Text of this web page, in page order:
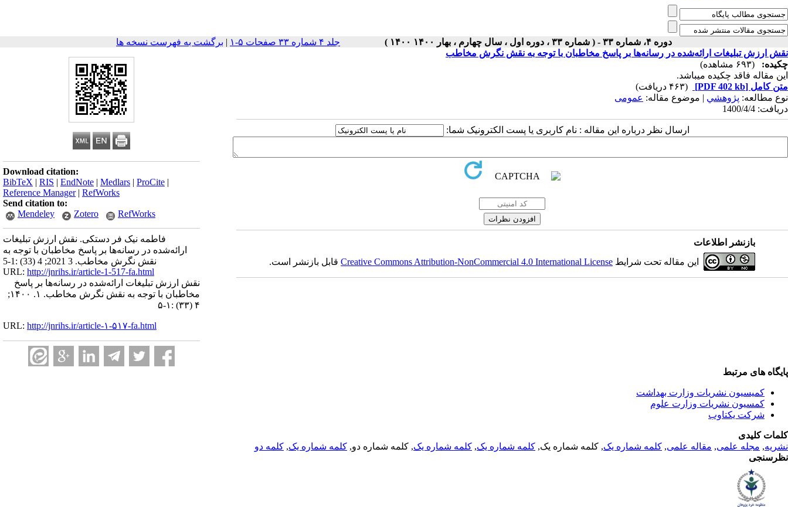
دوره ۴، شماره ۳۳ - ( شماره ۳۳ ، دوره اول ، سال چهارم ، بهار ۱۴۰۰ ۱۴۰۰ ) جلد ۴ شماره ۳۳ صفحات ۵-۱ | برگشت به فهرست نسخه ها
Download citation:
BibTeX | RIS | EndNote | Medlars | ProCite |
Reference Manager| RefWorks
Send citation to:
Mendeley
Zotero RefWorks
فاطمه نیک فر دستکی. نقش ارزش تبلیغات
ارائه‌شده در رسانه‌ها بر پاسخ مخاطبان با توجه به
نقش نگرش مخاطب. 3 2021; 4 (33) :1-5
URL: http://jnrihs.ir/article-1-517-fa.html
نقش ارزش تبلیغات ارائه‌شده در رسانه‌ها بر پاسخ
مخاطبان با توجه به نقش نگرش مخاطب. ۱. ۱۴۰۰;
۴ (۳۳) :۱-۵
URL: http://jnrihs.ir/article-۱-۵۱۷-fa.html
نقش ارزش تبلیغات ارائه‌شده در رسانه‌ها بر پاسخ مخاطبان با توجه به نقش نگرش مخاطب
چکیده:
(۶۹۳ مشاهده)
این مقاله فاقد چکیده می​باشد.
متن کامل [PDF 402 kb]
(۴۶۳ دریافت)
نوع مطالعه: پژوهشي | موضوع مقاله: عمومى
دریافت: 1400/4/4
ارسال نظر درباره این مقاله : نام کاربری یا پست الکترونیک شما:
بازنشر اطلاعات
این مقاله تحت شرایط Creative Commons Attribution-NonCommercial 4.0 International Licenseقابل بازنشر است.
پایگاه های مرتبط
کمیسیون نشریات وزارت بهداشت
کمسیون نشریات وزارت علوم
شرکت یکتاوب
کلمات کلیدی
نشریه, مجله علمی, مقاله علمی, کلمه شماره یک, کلمه شماره یک, کلمه شماره یک, کلمه شماره یک, کلمه شماره دو, کلمه شماره یک, کلمه دو
نظرسنجی